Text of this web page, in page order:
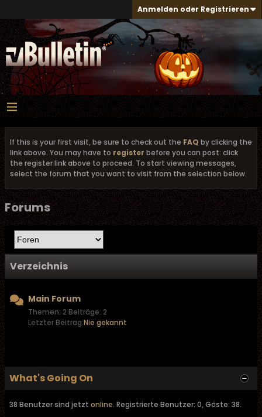
Anmelden oder Registrieren
If this is your first visit, be sure to check out the FAQ by clicking the
link above. You may have to register before you can post: click
the register link above to proceed. To start viewing messages,
select the forum that you want to visit from the selection below.
Forums
Verzeichnis
Main Forum
Themen: 2 Beiträge: 2
Letzter Beitrag:Nie gekannt
What's Going On
38 Benutzer sind jetzt online. Registrierte Benutzer: 0, Gäste: 38.